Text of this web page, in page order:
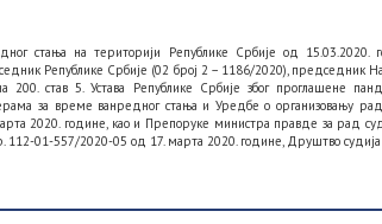
стања на територији Републике Србије од 15.03.2020.
Републике Србије (02 број 2 – 1186/2020),
200. став 5. Устава Републике Србије због проглашене
за време ванредног стања и Уредбе о организовању
2020. године, као и Препоруке министра правде за рад
112-01-557/2020-05 од 17. марта 2020. године, Друштво